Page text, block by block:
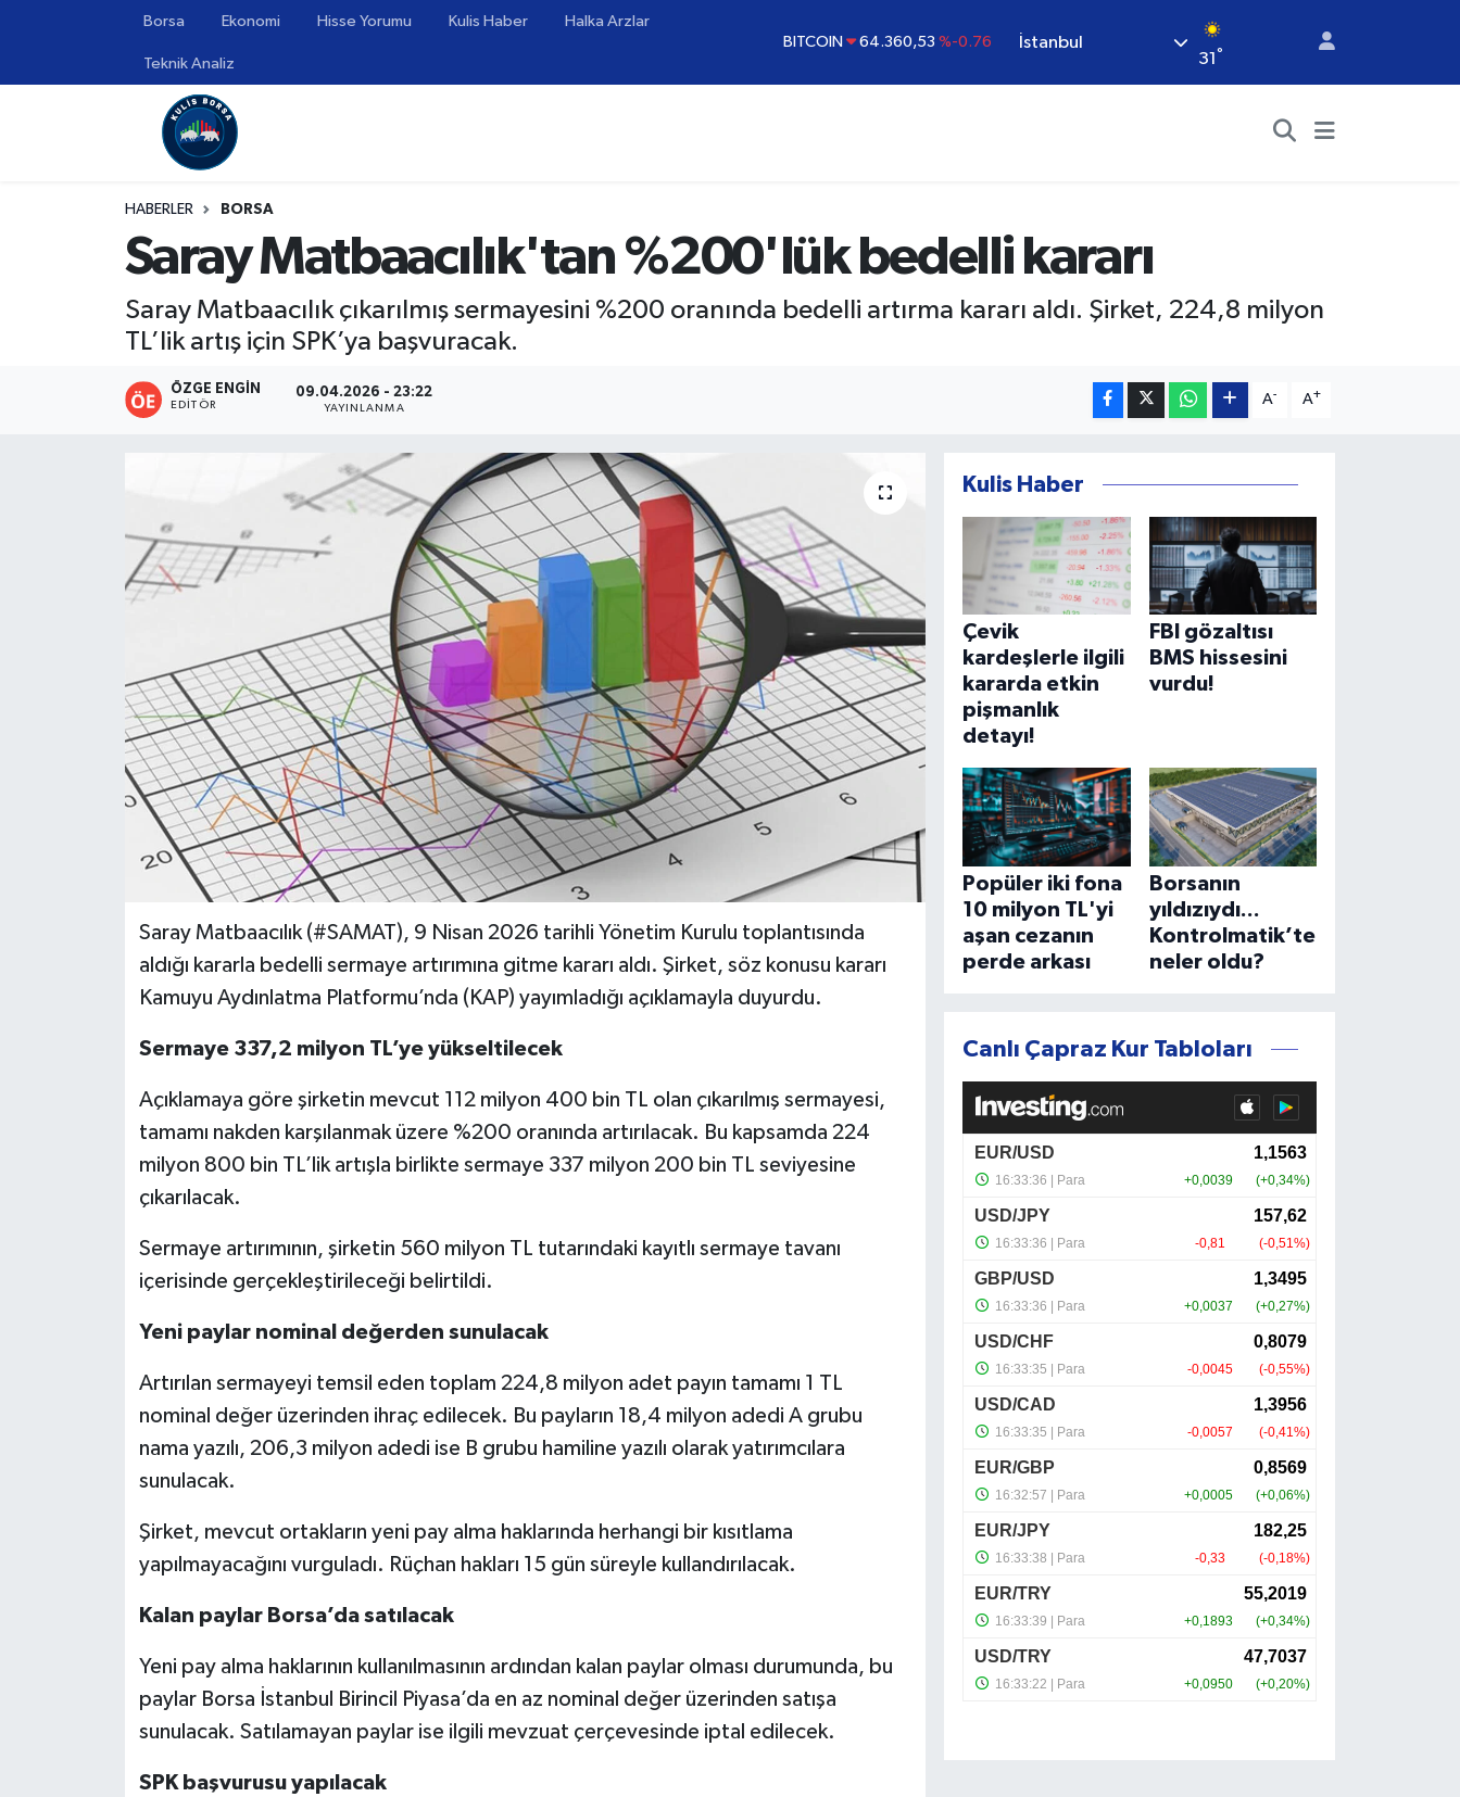
Borsa Ekonomi Hisse Yorumu Kulis Haber Halka Arzlar
Teknik Analiz
BITCOIN 64.360,53 %-0.76
BİST100 13.887 %64
İstanbul
31 °
HABERLER BORSA
Saray Matbaacılık'tan %200'lük bedelli kararı
Saray Matbaacılık çıkarılmış sermayesini %200 oranında bedelli artırma kararı aldı. Şirket, 224,8 milyon
TL’lik artış için SPK’ya başvuracak.
ÖZGE ENGIN
EDITÖR
09.04.2026 - 23:22
YAYINLANMA
A- A+
Saray Matbaacılık (#SAMAT), 9 Nisan 2026 tarihli Yönetim Kurulu toplantısında
aldığı kararla bedelli sermaye artırımına gitme kararı aldı. Şirket, söz konusu kararı
Kamuyu Aydınlatma Platformu’nda (KAP) yayımladığı açıklamayla duyurdu.
Sermaye 337,2 milyon TL’ye yükseltilecek
Açıklamaya göre şirketin mevcut 112 milyon 400 bin TL olan çıkarılmış sermayesi,
tamamı nakden karşılanmak üzere %200 oranında artırılacak. Bu kapsamda 224
milyon 800 bin TL’lik artışla birlikte sermaye 337 milyon 200 bin TL seviyesine
çıkarılacak.
Sermaye artırımının, şirketin 560 milyon TL tutarındaki kayıtlı sermaye tavanı
içerisinde gerçekleştirileceği belirtildi.
Yeni paylar nominal değerden sunulacak
Artırılan sermayeyi temsil eden toplam 224,8 milyon adet payın tamamı 1 TL
nominal değer üzerinden ihraç edilecek. Bu payların 18,4 milyon adedi A grubu
nama yazılı, 206,3 milyon adedi ise B grubu hamiline yazılı olarak yatırımcılara
sunulacak.
Şirket, mevcut ortakların yeni pay alma haklarında herhangi bir kısıtlama
yapılmayacağını vurguladı. Rüçhan hakları 15 gün süreyle kullandırılacak.
Kalan paylar Borsa’da satılacak
Yeni pay alma haklarının kullanılmasının ardından kalan paylar olması durumunda, bu
paylar Borsa İstanbul Birincil Piyasa’da en az nominal değer üzerinden satışa
sunulacak. Satılamayan paylar ise ilgili mevzuat çerçevesinde iptal edilecek.
SPK başvurusu yapılacak
Kulis Haber
Çevik
kardeşlerle ilgili
kararda etkin
pişmanlık
detayı!
FBI gözaltısı
BMS hissesini
vurdu!
Popüler iki fona
10 milyon TL'yi
aşan cezanın
perde arkası
Borsanın
yıldızıydı...
Kontrolmatik’te
neler oldu?
Canlı Çapraz Kur Tabloları
Borsa
Hisse Yorumu
Halka Arzlar
Ekonomi
Hava Durumu
Trafik Durumu
Tüm Manşetler
Son Dakika Haberleri